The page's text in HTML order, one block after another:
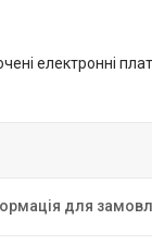
електронні
для